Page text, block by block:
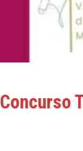
Concurso